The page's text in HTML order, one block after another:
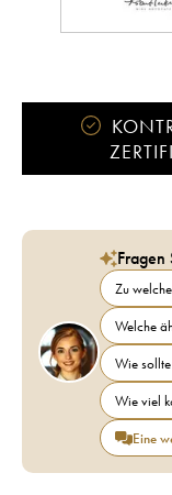
Zu
Welche
Wie
Wie viel
Eine